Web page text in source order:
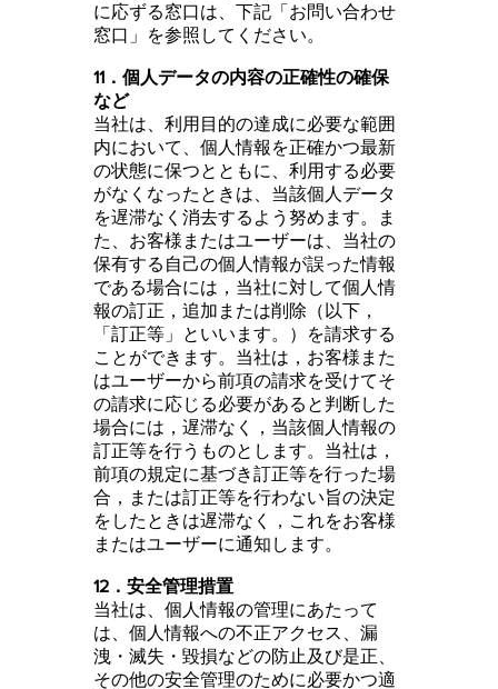
に応ずる窓口は、下記「お問い合わせ
窓口」を参照してください。
11．個人データの内容の正確性の確保
など
当社は、利用目的の達成に必要な範囲
内において、個人情報を正確かつ最新
の状態に保つとともに、利用する必要
がなくなったときは、当該個人データ
を遅滞なく消去するよう努めます。ま
た、お客様またはユーザーは、当社の
保有する自己の個人情報が誤った情報
である場合には，当社に対して個人情
報の訂正，追加または削除（以下，
「訂正等」といいます。）を請求する
ことができます。当社は，お客様また
はユーザーから前項の請求を受けてそ
の請求に応じる必要があると判断した
場合には，遅滞なく，当該個人情報の
訂正等を行うものとします。当社は，
前項の規定に基づき訂正等を行った場
合，または訂正等を行わない旨の決定
をしたときは遅滞なく，これをお客様
またはユーザーに通知します。
12．安全管理措置
当社は、個人情報の管理にあたって
は、個人情報への不正アクセス、漏
洩・滅失・毀損などの防止及び是正、
その他の安全管理のために必要かつ適